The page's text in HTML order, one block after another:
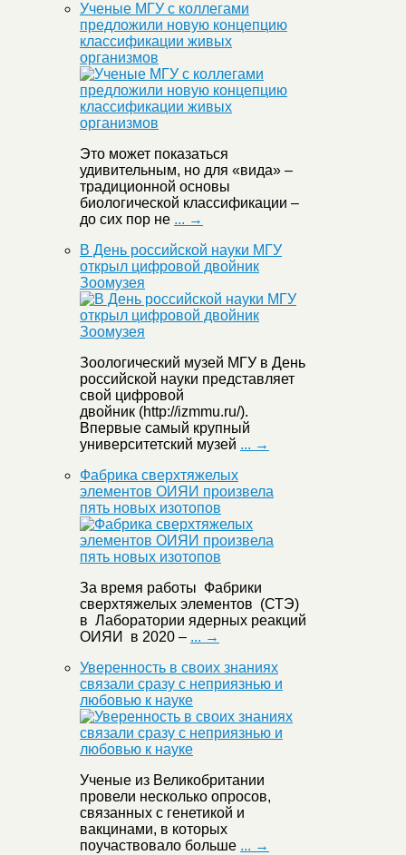
Ученые МГУ с коллегами
предложили новую концепцию
классификации живых
организмов
Это может показаться
удивительным, но для «вида» –
традиционной основы
биологической классификации –
до сих пор не ... →
В День российской науки МГУ
открыл цифровой двойник
Зоомузея
Зоологический музей МГУ в День
российской науки представляет
свой цифровой
двойник (http://izmmu.ru/).
Впервые самый крупный
университетский музей ... →
Фабрика сверхтяжелых
элементов ОИЯИ произвела
пять новых изотопов
За время работы Фабрики
сверхтяжелых элементов (СТЭ)
в Лаборатории ядерных реакций
ОИЯИ в 2020 – ... →
Уверенность в своих знаниях
связали сразу с неприязнью и
любовью к науке
Ученые из Великобритании
провели несколько опросов,
связанных с генетикой и
вакцинами, в которых
поучаствовало больше ... →